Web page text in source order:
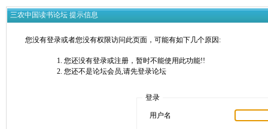
三农中国读书论坛 提示信息
您没有登录或者您没有权限访问此页面，可能有如下几个原因:
您还没有登录或注册，暂时不能使用此功能!!
您还不是论坛会员,请先登录论坛
登录
用户名